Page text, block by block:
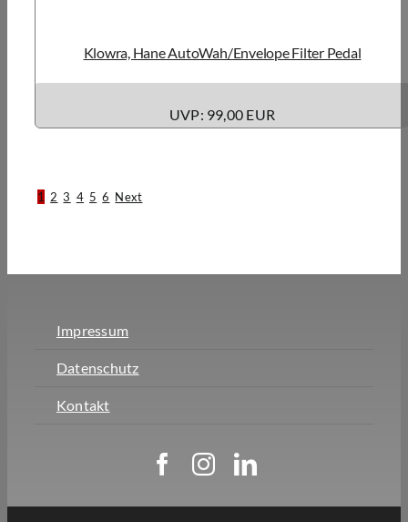
Klowra, Hane AutoWah/Envelope Filter Pedal
UVP: 99,00 EUR
1 2 3 4 5 6 Next
Impressum
Datenschutz
Kontakt